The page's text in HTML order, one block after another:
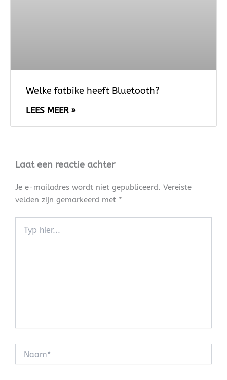
Welke fatbike heeft Bluetooth?
LEES MEER »
Laat een reactie achter
Je e-mailadres wordt niet gepubliceerd. Vereiste
velden zijn gemarkeerd met *
hier...